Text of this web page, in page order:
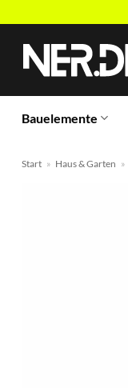
springen
Bauelemente
Start » Haus & Garten »